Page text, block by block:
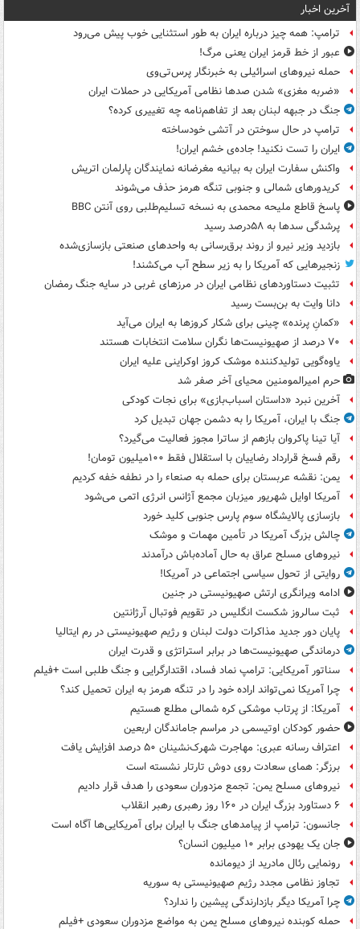
آخرین اخبار
ترامپ: همه چیز درباره ایران به طور استثنایی خوب پیش می‌رود
عبور از خط قرمز ایران یعنی مرگ!
حمله نیروهای اسرائیلی به خبرنگار پرس‌تی‌وی
«ضربه مغزی» شدن صدها نظامی آمریکایی در حملات ایران
جنگ در جبهه لبنان بعد از تفاهم‌نامه چه تغییری کرده؟
ترامپ در حال سوختن در آتشی خودساخته
ایران را تست نکنید! جاده‌ی خشم ایران!
واکنش سفارت ایران به بیانیه مغرضانه نمایندگان پارلمان اتریش
کریدورهای شمالی و جنوبی تنگه هرمز حذف می‌شوند
پاسخ قاطع ملیحه محمدی به نسخه تسلیم‌طلبی روی آنتن BBC
پرشدگی سدها به ۵۸درصد رسید
بازدید وزیر نیرو از روند برق‌رسانی به واحدهای صنعتی بازسازی‌شده
زنجیرهایی که آمریکا را به زیر سطح آب می‌کشند!
تثبیت دستاوردهای نظامی ایران در مرزهای غربی در سایه جنگ رمضان
دانا وایت به بن‌بست رسید
«کمانِ پرنده» چینی برای شکار کروزها به ایران می‌آید
۷۰ درصد از صهیونیست‌ها نگران سلامت انتخابات هستند
یاوه‌گویی تولیدکننده موشک کروز اوکراینی علیه ایران
حرم امیرالمومنین محیای آخر صفر شد
آخرین نبرد «داستان اسباب‌بازی» برای نجات کودکی
جنگ با ایران، آمریکا را به دشمن جهان تبدیل کرد
آیا تینا پاکروان بازهم از ساترا مجوز فعالیت می‌گیرد؟
رقم فسخ قرارداد رضاییان با استقلال فقط ۱۰۰میلیون تومان!
یمن: نقشه عربستان برای حمله به صنعاء را در نطفه خفه کردیم
آمریکا اوایل شهریور میزبان مجمع آژانس انرژی اتمی می‌شود
بازسازی پالایشگاه سوم پارس جنوبی کلید خورد
چالش بزرگ آمریکا در تأمین مهمات و موشک
نیروهای مسلح عراق به حال آماده‌باش درآمدند
روایتی از تحول سیاسی اجتماعی در آمریکا!
ادامه ویرانگری ارتش صهیونیستی در جنین
ثبت سالروز شکست انگلیس در تقویم فوتبال آرژانتین
پایان دور جدید مذاکرات دولت لبنان و رژیم صهیونیستی در رم ایتالیا
درماندگی صهیونیست‌ها در برابر استراتژی و قدرت ایران
سناتور آمریکایی: ترامپ نماد فساد، اقتدارگرایی و جنگ طلبی است +فیلم
چرا آمریکا نمی‌تواند اراده خود را در تنگه هرمز به ایران تحمیل کند؟
آمریکا: از پرتاب موشکی کره شمالی مطلع هستیم
حضور کودکان اوتیسمی در مراسم جاماندگان اربعین
اعتراف رسانه عبری: مهاجرت شهرک‌نشینان ۵۰ درصد افزایش یافت
برزگر: همای سعادت روی دوش تارتار نشسته است
نیروهای مسلح یمن: تجمع مزدوران سعودی را هدف قرار دادیم
۶ دستاورد بزرگ ایران در ۱۶۰ روز رهبری رهبر انقلاب
جانسون: ترامپ از پیامدهای جنگ با ایران برای آمریکایی‌ها آگاه است
جان یک یهودی برابر ۱۰ میلیون انسان؟
رونمایی رئال مادرید از دیومانده
تجاوز نظامی مجدد رژیم صهیونیستی به سوریه
چرا آمریکا دیگر بازدارندگی پیشین را ندارد؟
حمله کوبنده نیروهای مسلح یمن به مواضع مزدوران سعودی +فیلم